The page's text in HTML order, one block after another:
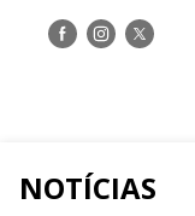
Siga-Siga-Siga-
NOTÍCIAS